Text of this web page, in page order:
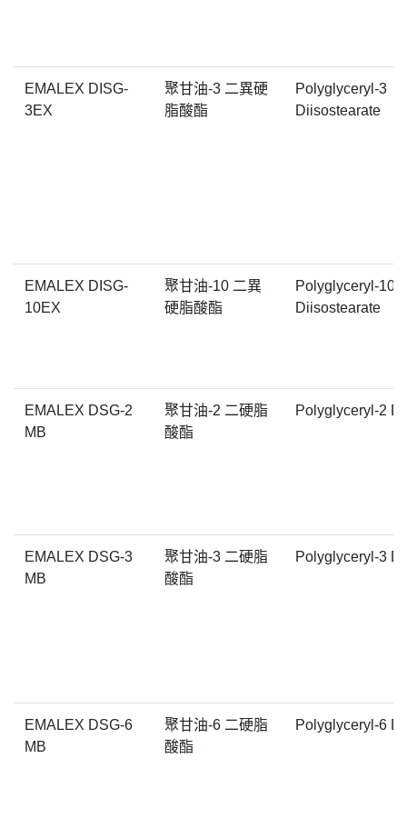
EMALEX DISG-
3EX
聚甘油-3 二異硬
脂酸酯
Polyglyceryl-3
Diisostearate
EMALEX DISG-
10EX
聚甘油-10 二異
硬脂酸酯
Polyglyceryl-10
Diisostearate
EMALEX DSG-2
MB
聚甘油-2 二硬脂
酸酯
Polyglyceryl-2
EMALEX DSG-3
MB
聚甘油-3 二硬脂
酸酯
Polyglyceryl-3
EMALEX DSG-6
MB
聚甘油-6 二硬脂
酸酯
Polyglyceryl-6